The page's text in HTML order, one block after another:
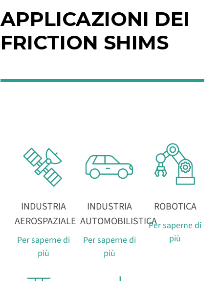
APPLICAZIONI DEI
FRICTION SHIMS
INDUSTRIA
AEROSPAZIALE
Per saperne di
più
INDUSTRIA
AUTOMOBILISTICA
Per saperne di
più
ROBOTICA
Per saperne di
più